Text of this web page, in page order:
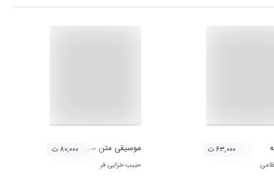
۶۳,۰۰۰ ت موسیقی متن سریال زخم کاری
حبیب خزایی فر
۸۰,۰۰۰ ت